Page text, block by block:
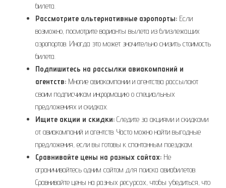
билета.
Рассмотрите альтернативные аэропорты: Если
возможно, посмотрите варианты вылета из близлежащих
аэропортов. Иногда это может значительно снизить стоимость
билета.
Подпишитесь на рассылки авиакомпаний и
агентств: Многие авиакомпании и агентства рассылают
своим подписчикам информацию о специальных
предложениях и скидках.
Ищите акции и скидки: Следите за акциями и скидками
от авиакомпаний и агентств. Часто можно найти выгодные
предложения, если вы готовы к спонтанным поездкам.
Сравнивайте цены на разных сайтах: Не
ограничивайтесь одним сайтом для поиска авиабилетов.
Сравнивайте цены на разных ресурсах, чтобы убедиться, что